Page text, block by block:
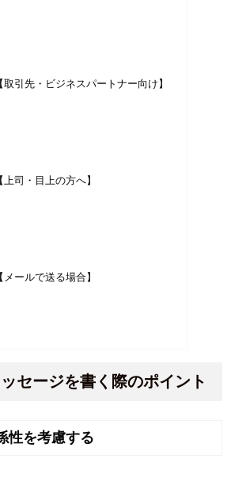
引先・ビジネスパートナー向け】
司・目上の方へ】
ールで送る場合】
セージを書く際のポイント
性を考慮する